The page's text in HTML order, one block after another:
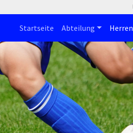
Startseite Abteilung Herren